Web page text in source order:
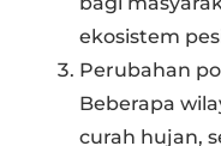
ekosistem
Perubahan
Beberapa
curah hujan,